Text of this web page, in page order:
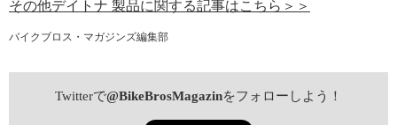
その他デイトナ 製品に関する記事はこちら＞＞
バイクブロス・マガジンズ編集部
Twitterで@BikeBrosMagazinをフォローしよう！